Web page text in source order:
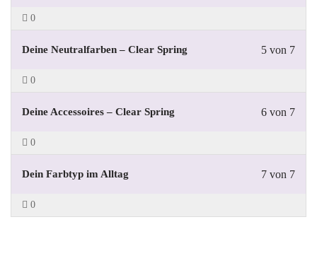
0
5 von 7
Deine Neutralfarben – Clear Spring
0
6 von 7
Deine Accessoires – Clear Spring
0
7 von 7
Dein Farbtyp im Alltag
0